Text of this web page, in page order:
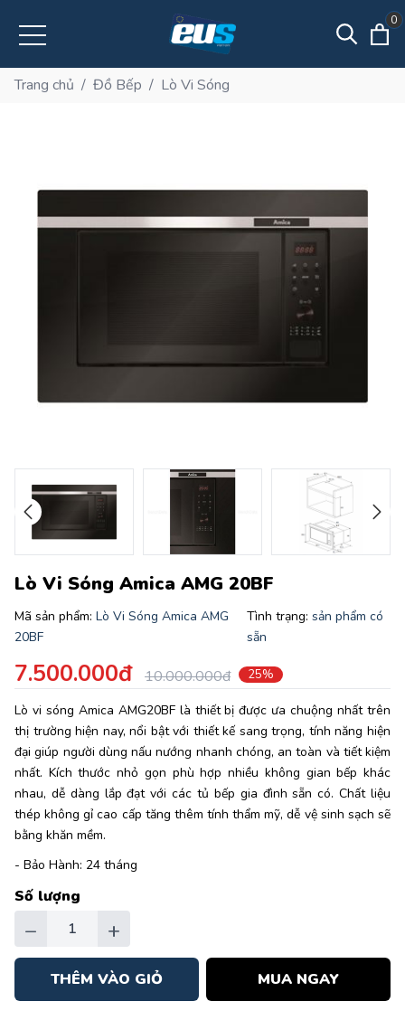
0
Trang chủ / Đồ Bếp / Lò Vi Sóng
Lò Vi Sóng Amica AMG 20BF
Mã sản phẩm: Lò Vi Sóng Amica AMG
20BF
Tình trạng:sản phẩm có
sẵn
7.500.000đ 10.000.000đ 25%
Lò vi sóng Amica AMG20BF là thiết bị được ưa chuộng nhất trên
thị trường hiện nay, nổi bật với thiết kế sang trọng, tính năng hiện
đại giúp người dùng nấu nướng nhanh chóng, an toàn và tiết kiệm
nhất. Kích thước nhỏ gọn phù hợp nhiều không gian bếp khác
nhau, dễ dàng lắp đạt với các tủ bếp gia đình sẵn có. Chất liệu
thép không gỉ cao cấp tăng thêm tính thẩm mỹ, dễ vệ sinh sạch sẽ
bằng khăn mềm.
- Bảo Hành: 24 tháng
Số lượng
− +
THÊM VÀO GIỎ MUA NGAY